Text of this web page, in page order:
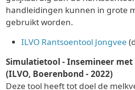
handleidingen kunnen in grote
gebruikt worden.
ILVO Rantsoentool Jongvee
Simulatietool - Insemineer
(ILVO, Boerenbond - 2022)
Deze tool heeft tot doel de